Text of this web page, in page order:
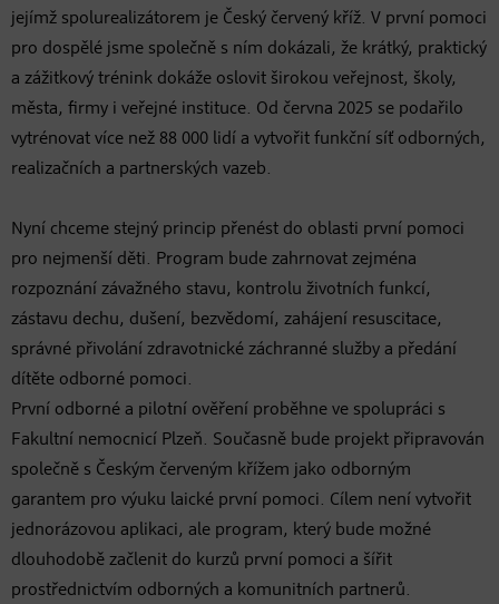
jejímž spolurealizátorem je Český červený kříž. V první pomoci
pro dospělé jsme společně s ním dokázali, že krátký, praktický
a zážitkový trénink dokáže oslovit širokou veřejnost, školy,
města, firmy i veřejné instituce. Od června 2025 se podařilo
vytrénovat více než 88 000 lidí a vytvořit funkční síť odborných,
realizačních a partnerských vazeb.
Nyní chceme stejný princip přenést do oblasti první pomoci
pro nejmenší děti. Program bude zahrnovat zejména
rozpoznání závažného stavu, kontrolu životních funkcí,
zástavu dechu, dušení, bezvědomí, zahájení resuscitace,
správné přivolání zdravotnické záchranné služby a předání
dítěte odborné pomoci.
První odborné a pilotní ověření proběhne ve spolupráci s
Fakultní nemocnicí Plzeň. Současně bude projekt připravován
společně s Českým červeným křížem jako odborným
garantem pro výuku laické první pomoci. Cílem není vytvořit
jednorázovou aplikaci, ale program, který bude možné
dlouhodobě začlenit do kurzů první pomoci a šířit
prostřednictvím odborných a komunitních partnerů.